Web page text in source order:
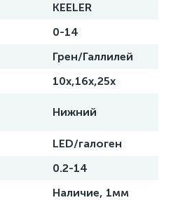
KEELER
0-14
Грен/Галлилей
10х,16х,25х
Нижний
LED/галоген
0.2-14
Наличие, 1мм